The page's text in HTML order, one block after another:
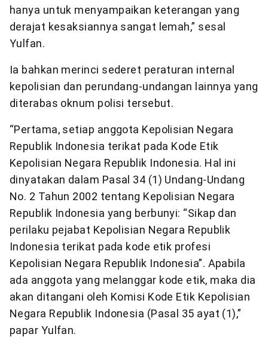
hanya untuk menyampaikan keterangan yang
derajat kesaksiannya sangat lemah,” sesal
Yulfan.
Ia bahkan merinci sederet peraturan internal
kepolisian dan perundang-undangan lainnya yang
diterabas oknum polisi tersebut.
“Pertama, setiap anggota Kepolisian Negara
Republik Indonesia terikat pada Kode Etik
Kepolisian Negara Republik Indonesia. Hal ini
dinyatakan dalam Pasal 34 (1) Undang-Undang
No. 2 Tahun 2002 tentang Kepolisian Negara
Republik Indonesia yang berbunyi: “Sikap dan
perilaku pejabat Kepolisian Negara Republik
Indonesia terikat pada kode etik profesi
Kepolisian Negara Republik Indonesia”. Apabila
ada anggota yang melanggar kode etik, maka dia
akan ditangani oleh Komisi Kode Etik Kepolisian
Negara Republik Indonesia (Pasal 35 ayat (1),”
papar Yulfan.